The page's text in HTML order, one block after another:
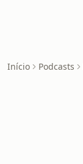
Início Podcasts